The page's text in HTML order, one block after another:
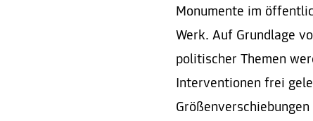
Monumente im
Werk. Auf Grundlage
politischer Themen
Interventionen frei